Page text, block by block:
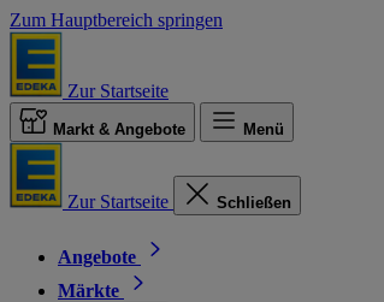
Zum Hauptbereich springen
Zur Startseite
Markt & Angebote Menü
Zur Startseite Schließen
Angebote
Märkte